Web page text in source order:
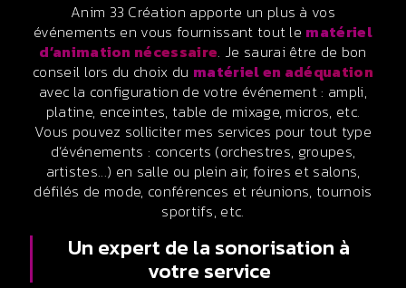
Anim 33 Création apporte un plus à vos
événements en vous fournissant tout le matériel
d’animation nécessaire. Je saurai être de bon
conseil lors du choix du matériel en adéquation
avec la configuration de votre événement : ampli,
platine, enceintes, table de mixage, micros, etc.
Vous pouvez solliciter mes services pour tout type
d’événements : concerts (orchestres, groupes,
artistes...) en salle ou plein air, foires et salons,
défilés de mode, conférences et réunions, tournois
sportifs, etc.
Un expert de la sonorisation à
votre service